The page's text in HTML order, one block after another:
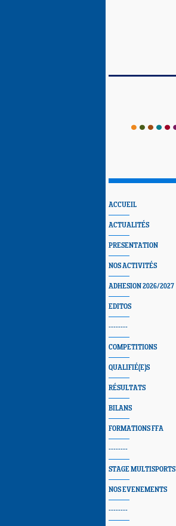
ACCUEIL
ACTUALITÉS
PRESENTATION
NOS ACTIVITÉS
ADHESION 2026/2027
EDITOS
--------
COMPETITIONS
QUALIFIÉ(E)S
RÉSULTATS
BILANS
FORMATIONS FFA
--------
STAGE MULTISPORTS
NOS EVENEMENTS
--------